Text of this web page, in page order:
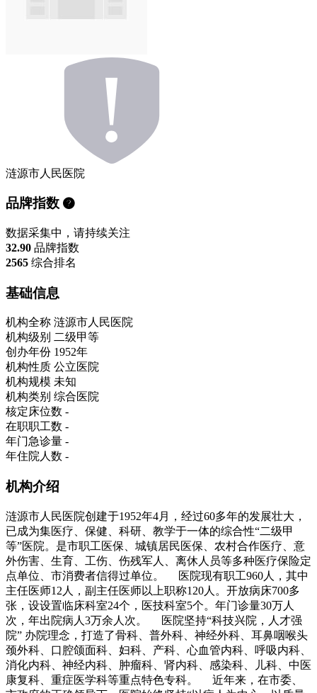
涟源市人民医院
品牌指数
数据采集中，请持续关注
32.90 品牌指数
2565 综合排名
基础信息
机构全称 涟源市人民医院
机构级别 二级甲等
创办年份 1952年
机构性质 公立医院
机构规模 未知
机构类别 综合医院
核定床位数 -
在职职工数 -
年门急诊量 -
年住院人数 -
机构介绍
涟源市人民医院创建于1952年4月，经过60多年的发展壮大，
已成为集医疗、保健、科研、教学于一体的综合性“二级甲
等”医院。是市职工医保、城镇居民医保、农村合作医疗、意
外伤害、生育、工伤、伤残军人、离休人员等多种医疗保险定
点单位、市消费者信得过单位。 医院现有职工960人，其中
主任医师12人，副主任医师以上职称120人。开放病床700多
张，设设置临床科室24个，医技科室5个。年门诊量30万人
次，年出院病人3万余人次。 医院坚持“科技兴院，人才强
院” 办院理念，打造了骨科、普外科、神经外科、耳鼻咽喉头
颈外科、口腔颌面科、妇科、产科、心血管内科、呼吸内科、
消化内科、神经内科、肿瘤科、肾内科、感染科、儿科、中医
康复科、重症医学科等重点特色专科。 近年来，在市委、